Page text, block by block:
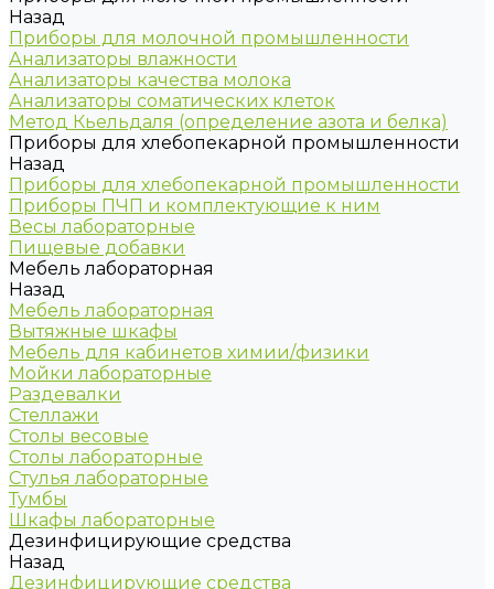
Назад
Приборы для молочной промышленности
Анализаторы влажности
Анализаторы качества молока
Анализаторы соматических клеток
Метод Кьельдаля (определение азота и белка)
Приборы для хлебопекарной промышленности
Назад
Приборы для хлебопекарной промышленности
Приборы ПЧП и комплектующие к ним
Весы лабораторные
Пищевые добавки
Мебель лабораторная
Назад
Мебель лабораторная
Вытяжные шкафы
Мебель для кабинетов химии/физики
Мойки лабораторные
Раздевалки
Стеллажи
Столы весовые
Столы лабораторные
Стулья лабораторные
Тумбы
Шкафы лабораторные
Дезинфицирующие средства
Назад
Дезинфицирующие средства